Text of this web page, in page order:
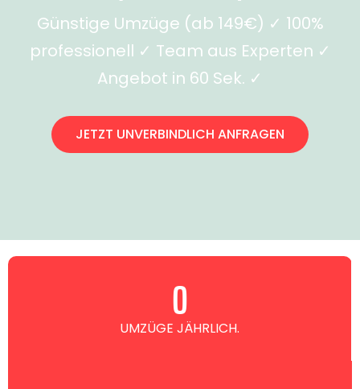
Günstige Umzüge (ab 149€) ✓ 100%
professionell ✓ Team aus Experten ✓
Angebot in 60 Sek. ✓
JETZT UNVERBINDLICH ANFRAGEN
UMZÜGE JÄHRLICH.
0